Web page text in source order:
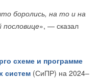
боролись, на то и на
», — сказал
схеме и программе
систем (СиПР) на 2024–
генерацией и
на 60%
NVIDIA для
мониторинг